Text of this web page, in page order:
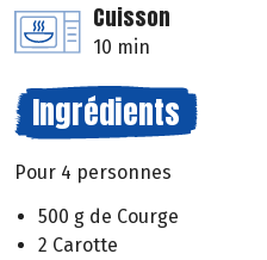
Cuisson
10 min
Ingrédients
Pour 4 personnes
500 g de Courge
2 Carotte